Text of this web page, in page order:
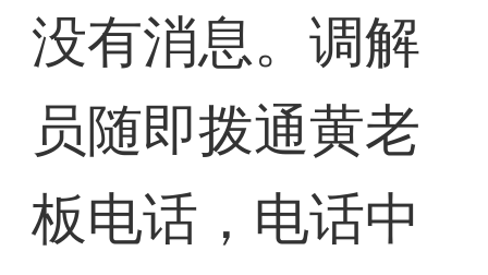
没有消息。调解
员随即拨通黄老
板电话，电话中